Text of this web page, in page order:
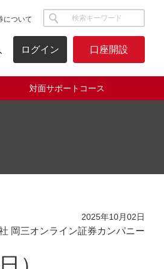
について サイト内検索
ログイン 口座開設
対面サポートコース
2025年10月02日
岡三オンライン証券カンパニー